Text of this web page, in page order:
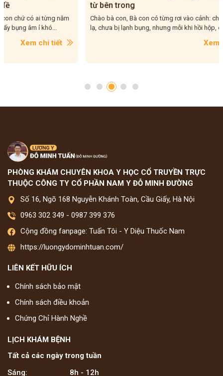
Chào bà con, Bà con có từng rơi vào cảnh: chưa kịp ăn gì
lạ, chưa bị lạnh bụng, nhưng mỗi khi hồi hộp, căng...
Chào bà
năm,
PHÒNG KHÁM CHUYÊN KHOA Y HỌC CỔ TRUYỀN TRỰC
THUỘC CÔNG TY CỔ PHẦN NAM Y ĐỖ MINH ĐƯỜNG
Số 16, Ngõ 168 Nguyễn Khánh Toàn, Cầu Giấy, Hà Nội
0963 302 349 - 0987 399 376
Cộng đồng fanpage: Tuấn Tôi - Y Diệu Thuốc Nam
https://luongydominhtuan.com/
LIÊN KẾT HỮU ÍCH
Chính sách bảo mật
Chính sách điều khoản
Chứng Chỉ Hành Nghề
LỊCH KHÁM BỆNH
Tất cả các ngày trong tuần
Sáng:
8h - 12h